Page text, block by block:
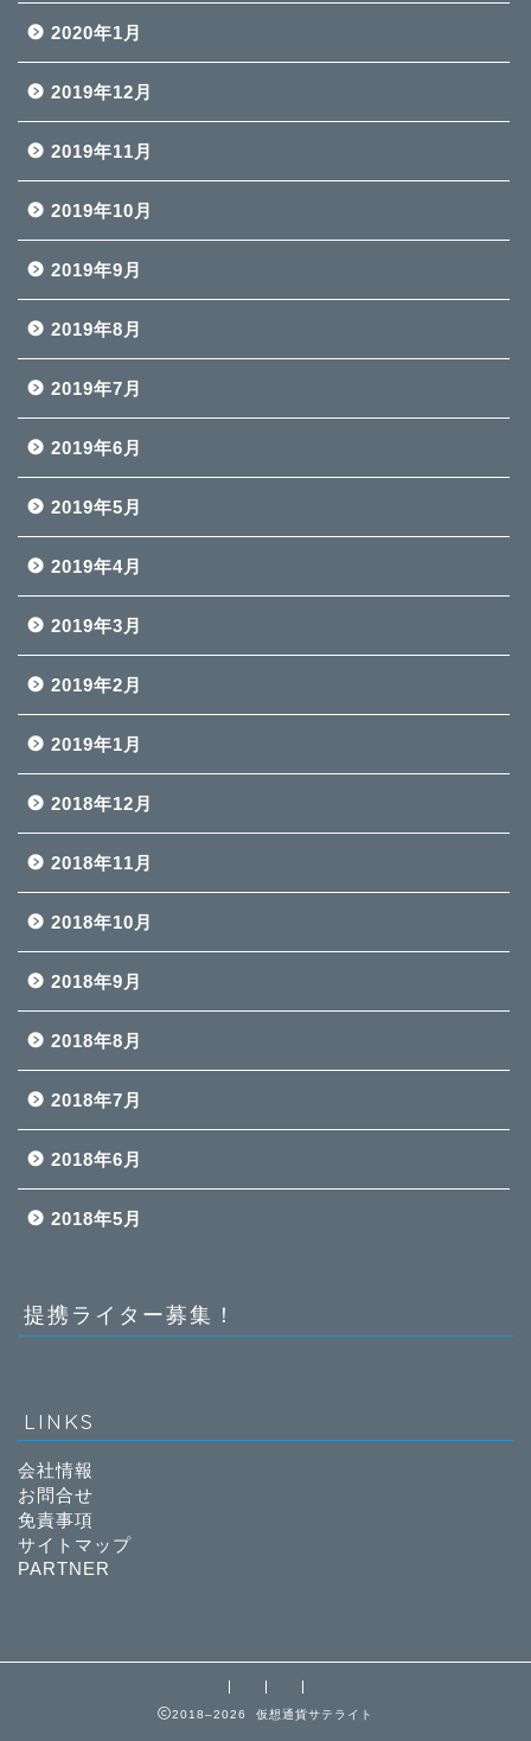
2020年1月
2019年12月
2019年11月
2019年10月
2019年9月
2019年8月
2019年7月
2019年6月
2019年5月
2019年4月
2019年3月
2019年2月
2019年1月
2018年12月
2018年11月
2018年10月
2018年9月
2018年8月
2018年7月
2018年6月
2018年5月
提携ライター募集！
LINKS
会社情報
お問合せ
免責事項
サイトマップ
PARTNER
2018–2026 仮想通貨サテライト